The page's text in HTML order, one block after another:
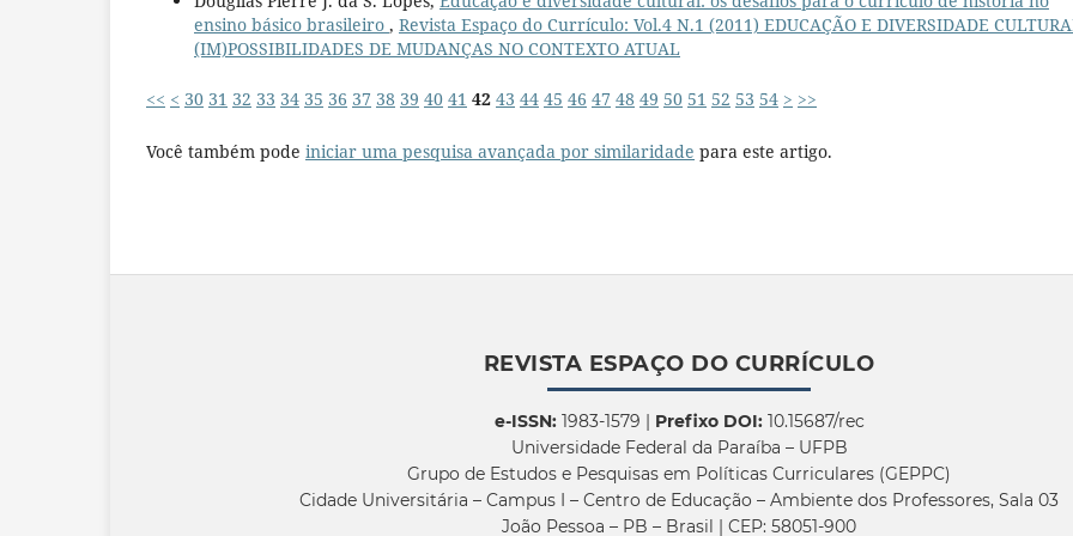
ensino básico brasileiro , Revista Espaço do Currículo: Vol.4 N.1 (2011) EDUCAÇÃO E DIVERSIDADE
(IM)POSSIBILIDADES DE MUDANÇAS NO CONTEXTO ATUAL
<< < 30 31 32 33 34 35 36 37 38 39 40 41 42 43 44 45 46 47 48 49 50 51 52 53 54 > >>
Você também pode iniciar uma pesquisa avançada por similaridade para este artigo.
REVISTA ESPAÇO DO CURRÍCULO
e-ISSN:1983-1579 | Prefixo DOI:10.15687/rec
Universidade Federal da Paraíba – UFPB
Grupo de Estudos e Pesquisas em Políticas Curriculares (GEPPC)
Cidade Universitária – Campus I – Centro de Educação – Ambiente dos Professores, Sala 03
João Pessoa – PB – Brasil | CEP: 58051-900